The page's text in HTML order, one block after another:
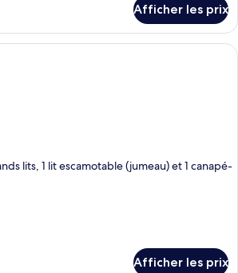
Afficher les prix
Une chambre aux couleurs vives,
lits, 1 lit escamotable (jumeau) et 1 canapé-
Afficher les prix